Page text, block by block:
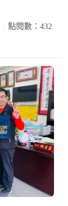
點閱數：432